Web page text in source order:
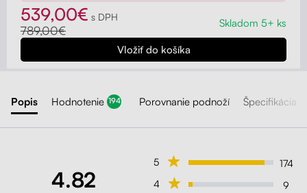
539,00€ s DPH
789,00€
Skladom 5+ ks
Popis Hodnotenie 194 Porovnanie podnoží Špecifikácia
4.82
5
174
4
9